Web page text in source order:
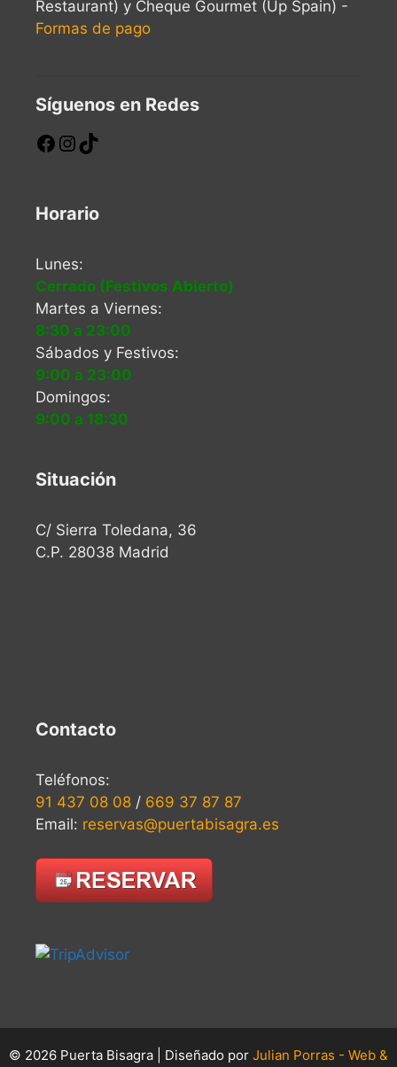
Restaurant) y Cheque Gourmet (Up Spain) -
Formas de pago
Síguenos en Redes
Horario
Lunes:
Cerrado (Festivos Abierto)
Martes a Viernes:
8:30 a 23:00
Sábados y Festivos:
9:00 a 23:00
Domingos:
9:00 a 18:30
Situación
C/ Sierra Toledana, 36
C.P. 28038 Madrid
Contacto
Teléfonos:
91 437 08 08 / 669 37 87 87
Email: reservas@puertabisagra.es
© 2026 Puerta Bisagra | Diseñado por Julian Porras - Web &